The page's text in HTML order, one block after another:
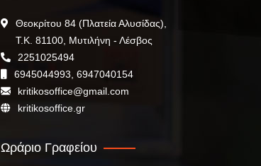
Θεοκρίτου 84 (Πλατεία Αλυσίδας),
Τ.Κ. 81100, Μυτιλήνη - Λέσβος
2251025494
6945044993, 6947040154
kritikosoffice@gmail.com
kritikosoffice.gr
Ωράριο Γραφείου